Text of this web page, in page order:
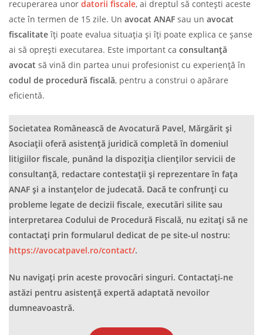
recuperarea unor datorii fiscale, ai dreptul să contești aceste
acte în termen de 15 zile. Un avocat ANAF sau un avocat
fiscalitateîți poate evalua situația și îți poate explica ce șanse
ai să oprești executarea. Este important ca consultanță
avocat să vină din partea unui profesionist cu experiență în
codul de procedură fiscală, pentru a construi o apărare
eficientă.
Societatea Românească de Avocatură Pavel, Mărgărit și
Asociații oferă asistență juridică completă în domeniul
litigiilor fiscale, punând la dispoziția clienților servicii de
consultanță, redactare contestații și reprezentare în fața
ANAF și a instanțelor de judecată. Dacă te confrunți cu
probleme legate de decizii fiscale, executări silite sau
interpretarea Codului de Procedură Fiscală, nu ezitați să ne
contactați prin formularul dedicat de pe site-ul nostru:
https://avocatpavel.ro/contact/.
Nu navigați prin aceste provocări singuri. Contactați-ne
astăzi pentru asistență expertă adaptată nevoilor
dumneavoastră.